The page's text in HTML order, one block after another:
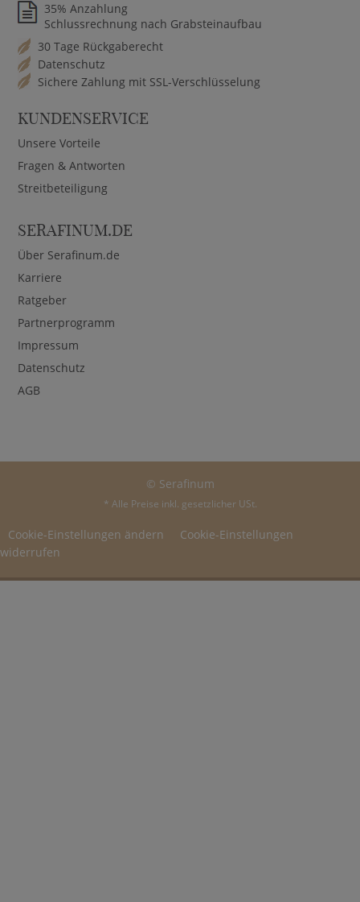
35% Anzahlung
Schlussrechnung nach Grabsteinaufbau
30 Tage Rückgaberecht
Datenschutz
Sichere Zahlung mit SSL-Verschlüsselung
KUNDENSERVICE
Unsere Vorteile
Fragen & Antworten
Streitbeteiligung
SERAFINUM.DE
Über Serafinum.de
Karriere
Ratgeber
Partnerprogramm
Impressum
Datenschutz
AGB
© Serafinum
* Alle Preise inkl. gesetzlicher USt.
Cookie-Einstellungen ändern
Cookie-Einstellungen
widerrufen